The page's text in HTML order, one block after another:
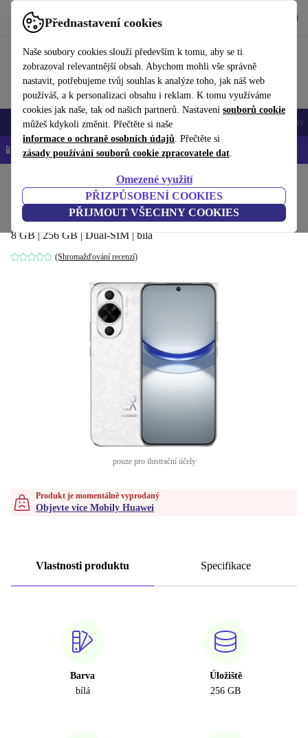
Přednastavení cookies
Naše soubory cookies slouží především k tomu, aby se ti
zobrazoval relevantnější obsah. Abychom mohli vše správně
nastavit, potřebujeme tvůj souhlas k analýze toho, jak náš web
používáš, a k personalizaci obsahu i reklam. K tomu využíváme
cookies jak naše, tak od našich partnerů. Nastavení souborů cookie
můžeš kdykoli změnit. Přečtěte si naše
informace o ochraně osobních údajů. Přečtěte si
zásady používání souborů cookie zpracovatele dat.
Omezené využití
PŘIZPŮSOBENÍ COOKIES
PŘIJMOUT VŠECHNY COOKIES
Používejte refurbed rychle a snadno
Mobily a smartphony Notebooky Tablety Doplňky
📱 -5 % NAVÍC na všechny iPhony – kód: IPHONEDEAL-
Mobily a smartphony Mobily Huawei
Huawei Nova 12s
8 GB | 256 GB | Dual-SIM | bílá
(Shromažďování recenzí)
pouze pro ilustrační účely
Produkt je momentálně vyprodaný
Objevte více Mobily Huawei
Vlastnosti produktu Specifikace
Barva
bílá
Úložiště
256 GB